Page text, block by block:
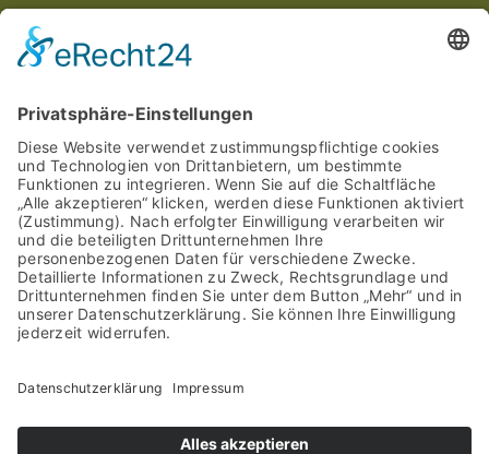
INTERESSANTES
Aktuelle Angebote
Stellenangebote
saniPEP Kundenkarte
Bewerte uns